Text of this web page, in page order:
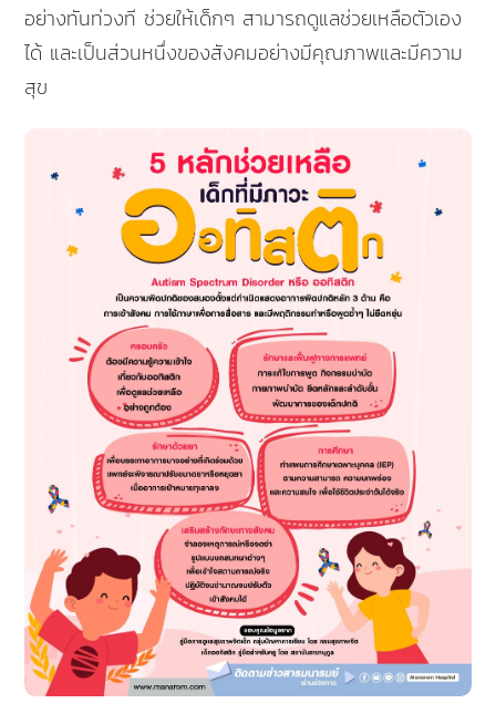
อย่างทันท่วงที ช่วยให้เด็กๆ สามารถดูแลช่วยเหลือตัวเอง
ได้ และเป็นส่วนหนึ่งของสังคมอย่างมีคุณภาพและมีความ
สุข